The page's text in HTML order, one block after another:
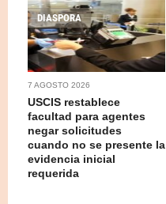
DIASPORA
7 AGOSTO 2026
USCIS restablece
facultad para agentes
negar solicitudes
cuando no se presente la
evidencia inicial
requerida